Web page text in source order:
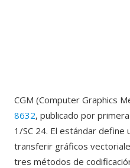
CGM (Computer Graphics
8632, publicado por
1/SC 24. El estándar
transferir gráficos
tres métodos de